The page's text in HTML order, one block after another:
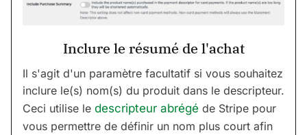
Inclure le résumé de l'achat
Il s'agit d'un paramètre facultatif si vous souhaitez
inclure le(s) nom(s) du produit dans le descripteur.
Ceci utilise le descripteur abrégé de Stripe pour
vous permettre de définir un nom plus court afin